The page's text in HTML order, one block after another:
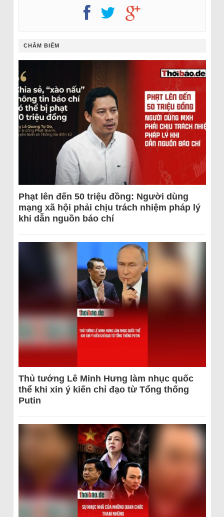
CHÂM BIẾM
Phạt lên đến 50 triệu đồng: Người dùng
mạng xã hội phải chịu trách nhiệm pháp lý
khi dẫn nguồn báo chí
Thủ tướng Lê Minh Hưng làm nhục quốc
thể khi xin ý kiến chỉ đạo từ Tổng thống
Putin